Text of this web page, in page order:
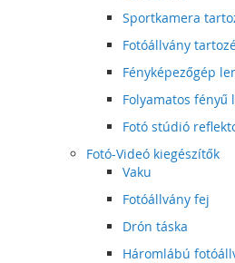
Sportkamera
Fotóállvány
Fényképezőgép
Folyamatos fényű
Fotó stúdió
Fotó-Videó kiegészítők
Vaku
Fotóállvány fej
Drón táska
Háromlábú